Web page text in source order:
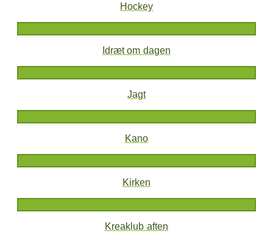
Hockey
Idræt om dagen
Jagt
Kano
Kirken
Kreaklub aften